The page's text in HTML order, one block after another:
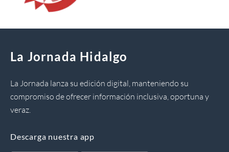
La Jornada Hidalgo
La Jornada lanza su edición digital, manteniendo su
compromiso de ofrecer información inclusiva, oportuna y
veraz.
Descarga nuestra app